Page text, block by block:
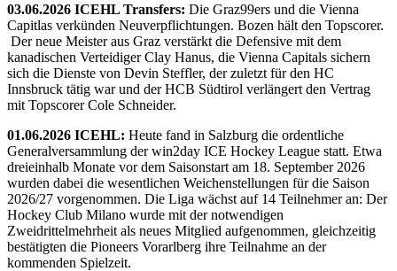
03.06.2026 ICEHL Transfers: Die Graz99ers und die Vienna
Capitlas verkünden Neuverpflichtungen. Bozen hält den Topscorer.
Der neue Meister aus Graz verstärkt die Defensive mit dem
kanadischen Verteidiger Clay Hanus, die Vienna Capitals sichern
sich die Dienste von Devin Steffler, der zuletzt für den HC
Innsbruck tätig war und der HCB Südtirol verlängert den Vertrag
mit Topscorer Cole Schneider.
01.06.2026 ICEHL: Heute fand in Salzburg die ordentliche
Generalversammlung der win2day ICE Hockey League statt. Etwa
dreieinhalb Monate vor dem Saisonstart am 18. September 2026
wurden dabei die wesentlichen Weichenstellungen für die Saison
2026/27 vorgenommen. Die Liga wächst auf 14 Teilnehmer an: Der
Hockey Club Milano wurde mit der notwendigen
Zweidrittelmehrheit als neues Mitglied aufgenommen, gleichzeitig
bestätigten die Pioneers Vorarlberg ihre Teilnahme an der
kommenden Spielzeit.